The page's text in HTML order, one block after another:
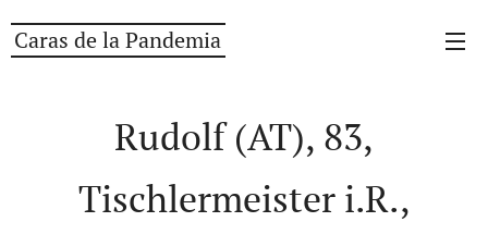
Caras de la Pandemia
Rudolf (AT), 83,
Tischlermeister i.R.,